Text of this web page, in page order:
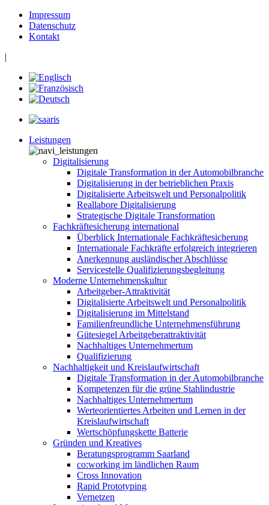
Impressum
Datenschutz
Kontakt
|
Leistungen
Digitalisierung
Digitale Transformation in der Automobilbranche
Digitalisierung in der betrieblichen Praxis
Digitalisierte Arbeitswelt und Personalpolitik
Reallabore Digitalisierung
Strategische Digitale Transformation
Fachkräftesicherung international
Überblick Internationale Fachkräftesicherung
Internationale Fachkräfte erfolgreich integrieren
Anerkennung ausländischer Abschlüsse
Servicestelle Qualifizierungsbegleitung
Moderne Unternehmenskultur
Arbeitgeber-Attraktivität
Digitalisierte Arbeitswelt und Personalpolitik
Digitalisierung im Mittelstand
Familienfreundliche Unternehmensführung
Gütesiegel Arbeitgeberattraktivität
Nachhaltiges Unternehmertum
Qualifizierung
Nachhaltigkeit und Kreislaufwirtschaft
Digitale Transformation in der Automobilbranche
Kompetenzen für die grüne Stahlindustrie
Nachhaltiges Unternehmertum
Werteorientiertes Arbeiten und Lernen in der
Kreislaufwirtschaft
Wertschöpfungskette Batterie
Gründen und Kreatives
Beratungsprogramm Saarland
co:working im ländlichen Raum
Cross Innovation
Rapid Prototyping
Vernetzen